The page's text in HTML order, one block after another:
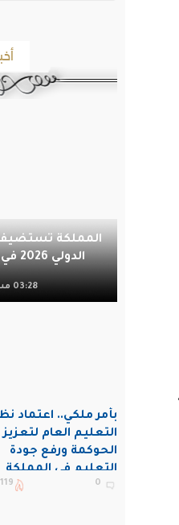
المملكة تستضيف
الدولي 2026 في جدة بمشاركة 19 دولة
03:28 مساءً, 29 Jul 2026
بأمر ملكي.. اعتماد
التعليم العام لتعزيز
الحوكمة ورفع جودة
التعليم في المملكة
0